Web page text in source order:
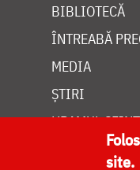
BIBLIOTECĂ
ÎNTREABĂ
MEDIA
ȘTIRI
HRAMUL
site.